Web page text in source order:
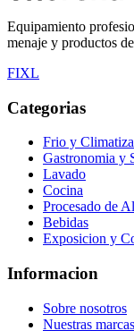
Equipamiento
menaje y productos
FIXL
Categorias
Frio y
Gastronomia y
Lavado
Cocina
Procesado de
Bebidas
Exposicion y
Informacion
Sobre nosotros
Nuestras marcas